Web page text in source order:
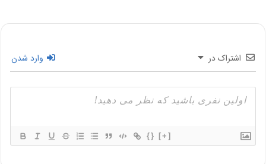
اشتراک در وارد شدن
{} [+]